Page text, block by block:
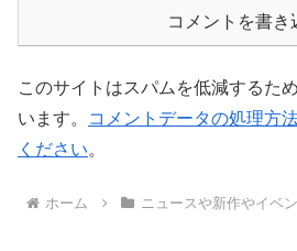
コメントを書き
このサイトはスパムを低減するた
います。
コメントデータの処理方
ください。
ホーム ニュースや新作やイベ